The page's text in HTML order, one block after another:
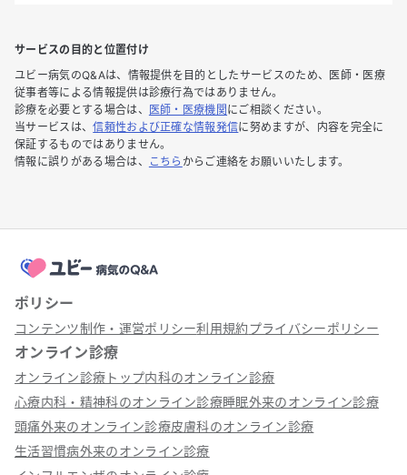
サービスの目的と位置付け
ユビー病気のQ&Aは、情報提供を目的としたサービスのため、医師・医療
従事者等による情報提供は診療行為ではありません。
診療を必要とする場合は、
医師・医療機関 にご相談ください。
当サービスは、信頼性および正確な情報発信に努めますが、内容を完全に
保証するものではありません。
情報に誤りがある場合は、
こちら からご連絡をお願いいたします。
ポリシー
コンテンツ制作・運営ポリシー利用規約プライバシーポリシー
オンライン診療
オンライン診療トップ内科のオンライン診療
心療内科・精神科のオンライン診療睡眠外来のオンライン診療
頭痛外来のオンライン診療皮膚科のオンライン診療
生活習慣病外来のオンライン診療